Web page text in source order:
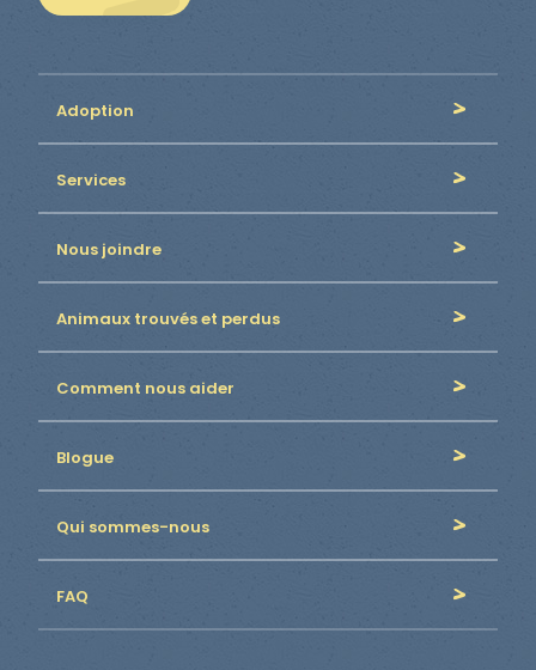
Adoption
Services
Nous joindre
Animaux trouvés et perdus
Comment nous aider
Blogue
Qui sommes-nous
FAQ